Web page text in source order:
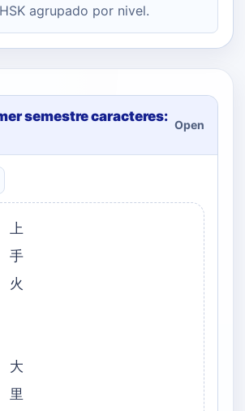
agrupado por nivel.
semestre caracteres:
Open
上
手
火
大
里